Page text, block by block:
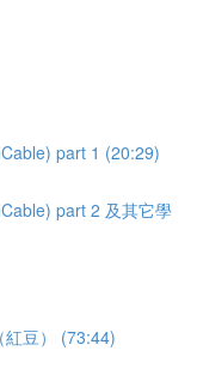
part 1 (20:29)
part 2 及其它學
紅豆） (73:44)